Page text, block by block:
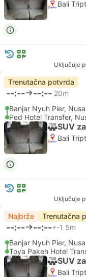
Bali
Uključuje
Trenutačna potvrda
--:-- --:-- 20m
Banjar Nyuh Pier,
Ped Hotel Transfer,
SUV
Bali
Uključuje
Najbrže Trenutačna
--:-- --:--+-1 5m
Banjar Nyuh Pier,
Toya Pakeh Hotel
SUV
Bali